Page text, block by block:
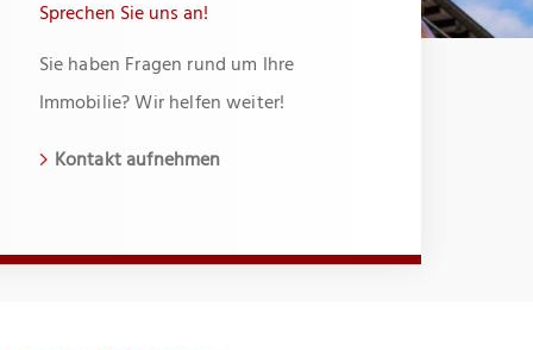
Sprechen Sie uns an!
Sie haben Fragen rund um Ihre
Immobilie? Wir helfen weiter!
Kontakt aufnehmen